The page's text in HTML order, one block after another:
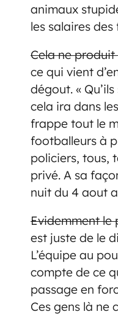
animaux
les salaires
Cela ne produit
ce qui vient
dégout. «
cela ira dans
frappe tout le
footballeurs à
policiers, tous,
privé. A sa
nuit du 4 aout
Evidemment le
est juste de le
L’équipe au
compte de ce
passage en
Ces gens là ne